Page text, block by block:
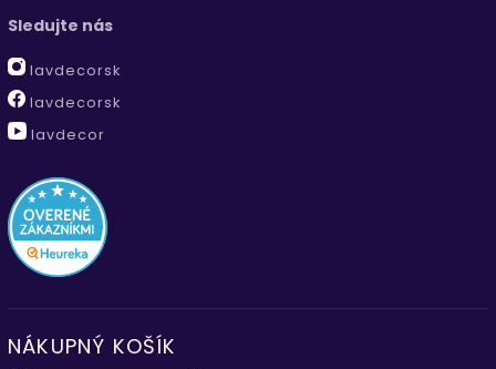
Sledujte nás
lavdecorsk
lavdecorsk
lavdecor
NÁKUPNÝ KOŠÍK